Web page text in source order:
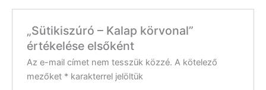
„Sütikiszúró – Kalap körvonal”
értékelése elsőként
Az e-mail címet nem tesszük közzé. A kötelező
mezőket * karakterrel jelöltük